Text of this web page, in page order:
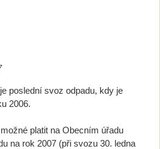
poslední svoz odpadu, kdy je
2006.
platit na Obecním úřadu
na rok 2007 (při svozu 30. ledna